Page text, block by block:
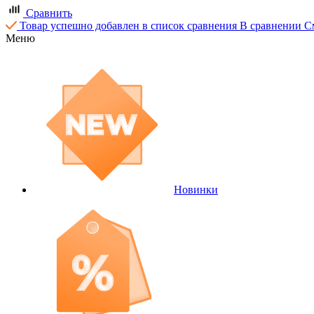
Сравнить
Товар успешно добавлен в список сравнения В сравнении
Меню
Новинки